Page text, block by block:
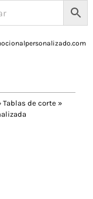
Tablas de corte »